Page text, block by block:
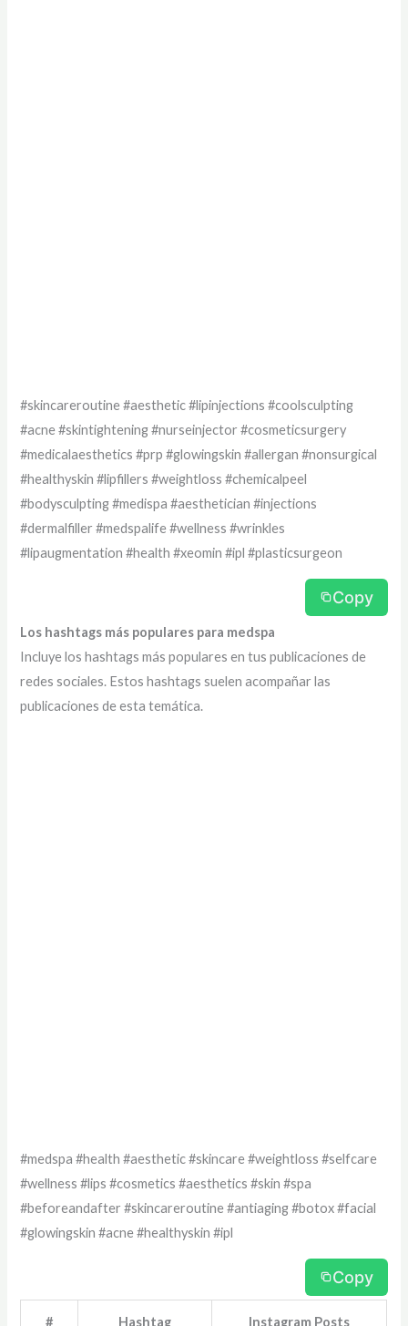
#skincareroutine #aesthetic #lipinjections #coolsculpting
#acne #skintightening #nurseinjector #cosmeticsurgery
#medicalaesthetics #prp #glowingskin #allergan #nonsurgical
#healthyskin #lipfillers #weightloss #chemicalpeel
#bodysculpting #medispa #aesthetician #injections
#dermalfiller #medspalife #wellness #wrinkles
#lipaugmentation #health #xeomin #ipl #plasticsurgeon
Copy
Los hashtags más populares para medspa
Incluye los hashtags más populares en tus publicaciones de
redes sociales. Estos hashtags suelen acompañar las
publicaciones de esta temática.
#medspa #health #aesthetic #skincare #weightloss #selfcare
#wellness #lips #cosmetics #aesthetics #skin #spa
#beforeandafter #skincareroutine #antiaging #botox #facial
#glowingskin #acne #healthyskin #ipl
Copy
# Hashtag Instagram Posts